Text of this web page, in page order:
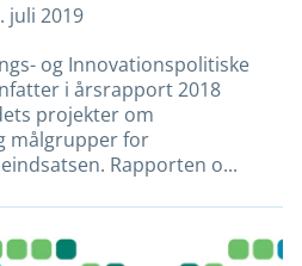
juli 2019
og Innovationspolitiske
i årsrapport 2018
projekter om
målgrupper for
Rapporten o...